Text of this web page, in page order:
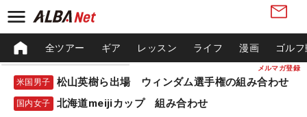
メルマガ登録
全ツアー ギア レッスン ライフ 漫画 ゴル
米国男子 松山英樹ら出場 ウィンダム選手権の組み合わせ
国内女子 北海道meijiカップ 組み合わせ